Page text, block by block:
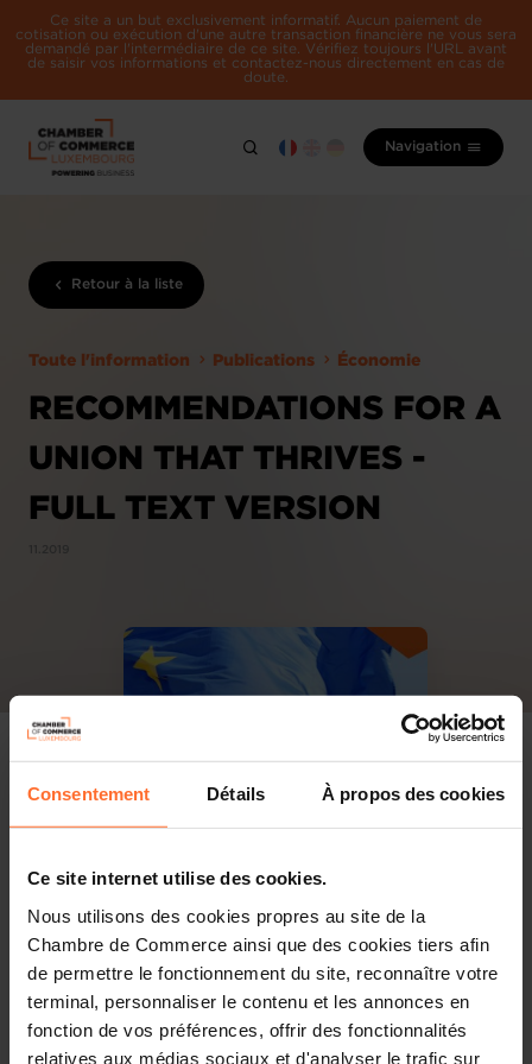
Consentement Détails À propos des cookies
Ce site internet utilise des cookies.
Nous utilisons des cookies propres au site de la
Chambre de Commerce ainsi que des cookies tiers afin
de permettre le fonctionnement du site, reconnaître votre
terminal, personnaliser le contenu et les annonces en
fonction de vos préférences, offrir des fonctionnalités
relatives aux médias sociaux et d'analyser le trafic sur
Ce site a un but exclusivement informatif. Aucun paiement de
cotisation ou exécution d'une autre transaction financière ne vous sera
demandé par l'intermédiaire de ce site. Vérifiez toujours l'URL avant
de saisir vos informations et contactez-nous directement en cas de
doute.
Navigation
Retour à la liste
Toute l'information Publications Économie
RECOMMENDATIONS FOR A
UNION THAT THRIVES -
FULL TEXT VERSION
PDF, 1.5 Mo